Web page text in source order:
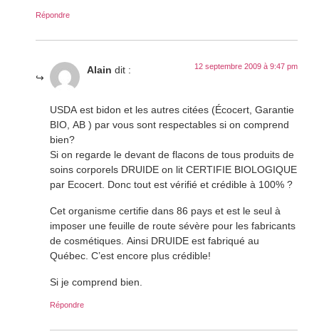
Répondre
Alain dit : 12 septembre 2009 à 9:47 pm
USDA est bidon et les autres citées (Écocert, Garantie
BIO, AB ) par vous sont respectables si on comprend
bien?
Si on regarde le devant de flacons de tous produits de
soins corporels DRUIDE on lit CERTIFIE BIOLOGIQUE
par Ecocert. Donc tout est vérifié et crédible à 100% ?
Cet organisme certifie dans 86 pays et est le seul à
imposer une feuille de route sévère pour les fabricants
de cosmétiques. Ainsi DRUIDE est fabriqué au
Québec. C’est encore plus crédible!
Si je comprend bien.
Répondre